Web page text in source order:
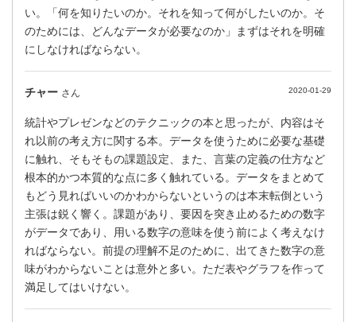
い。「何を知りたいのか。それを知って何がしたいのか。そ
のためには、どんなデータが必要なのか」まずはそれを明確
にしなければならない。
チャー さん 2020-01-29
統計やプレゼンなどのテクニックの本と思ったが、内容はそ
れ以前の考え方に関する本。データを使うために必要な基礎
に触れ、そもそもの課題設定、また、言葉の定義の仕方など
根本的かつ本質的な点に多く触れている。データをまとめて
もどう見ればいいのかわからないというのは本末転倒という
主張は鋭く響く。課題があり、要因を突き止めるための数字
がデータであり、用いる数字の意味を使う前によく考えなけ
ればならない。前提の理解不足のために、出てきた数字の意
味がわからないことは意外と多い。ただ表やグラフを作って
満足してはいけない。